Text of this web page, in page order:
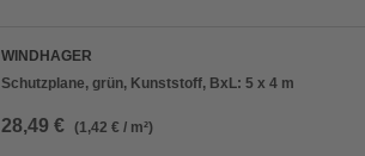
WINDHAGER
Schutzplane, grün, Kunststoff, BxL: 5 x 4 m
28,49 € (1,42 € / m²)